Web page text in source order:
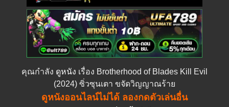
คุณกำลัง ดูหนัง เรื่อง Brotherhood of Blades Kill Evil
(2024) ซิ่วซุนเตา ขจัดวิญญาณร้าย
ดูหนังออนไลน์ไม่ได้ ลองกดตัวเล่นอื่น